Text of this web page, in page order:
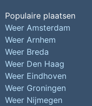
Populaire plaatsen
Weer Amsterdam
Weer Arnhem
Weer Breda
Weer Den Haag
Weer Eindhoven
Weer Groningen
Weer Nijmegen